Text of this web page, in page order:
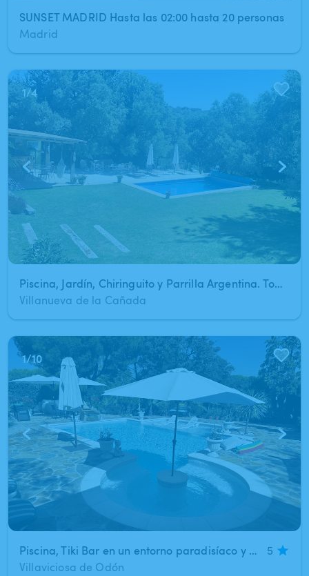
SUNSET MADRID Hasta las 02:00 hasta 20 personas
Madrid
1/4
Piscina, Jardín, Chiringuito y Parrilla Argentina. Todo a tu disposición.
Villanueva de la Cañada
1/10
Piscina​,​ Tiki Bar en un entorno paradisíaco y práctico
5
Villaviciosa de Odón